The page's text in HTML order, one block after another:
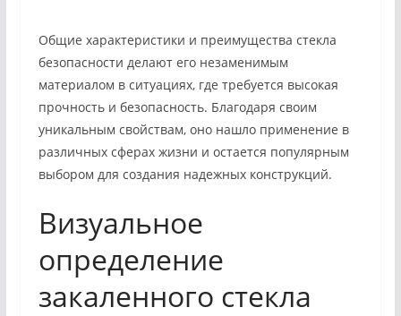
Общие характеристики и преимущества стекла
безопасности делают его незаменимым
материалом в ситуациях, где требуется высокая
прочность и безопасность. Благодаря своим
уникальным свойствам, оно нашло применение в
различных сферах жизни и остается популярным
выбором для создания надежных конструкций.
Визуальное
определение
закаленного стекла